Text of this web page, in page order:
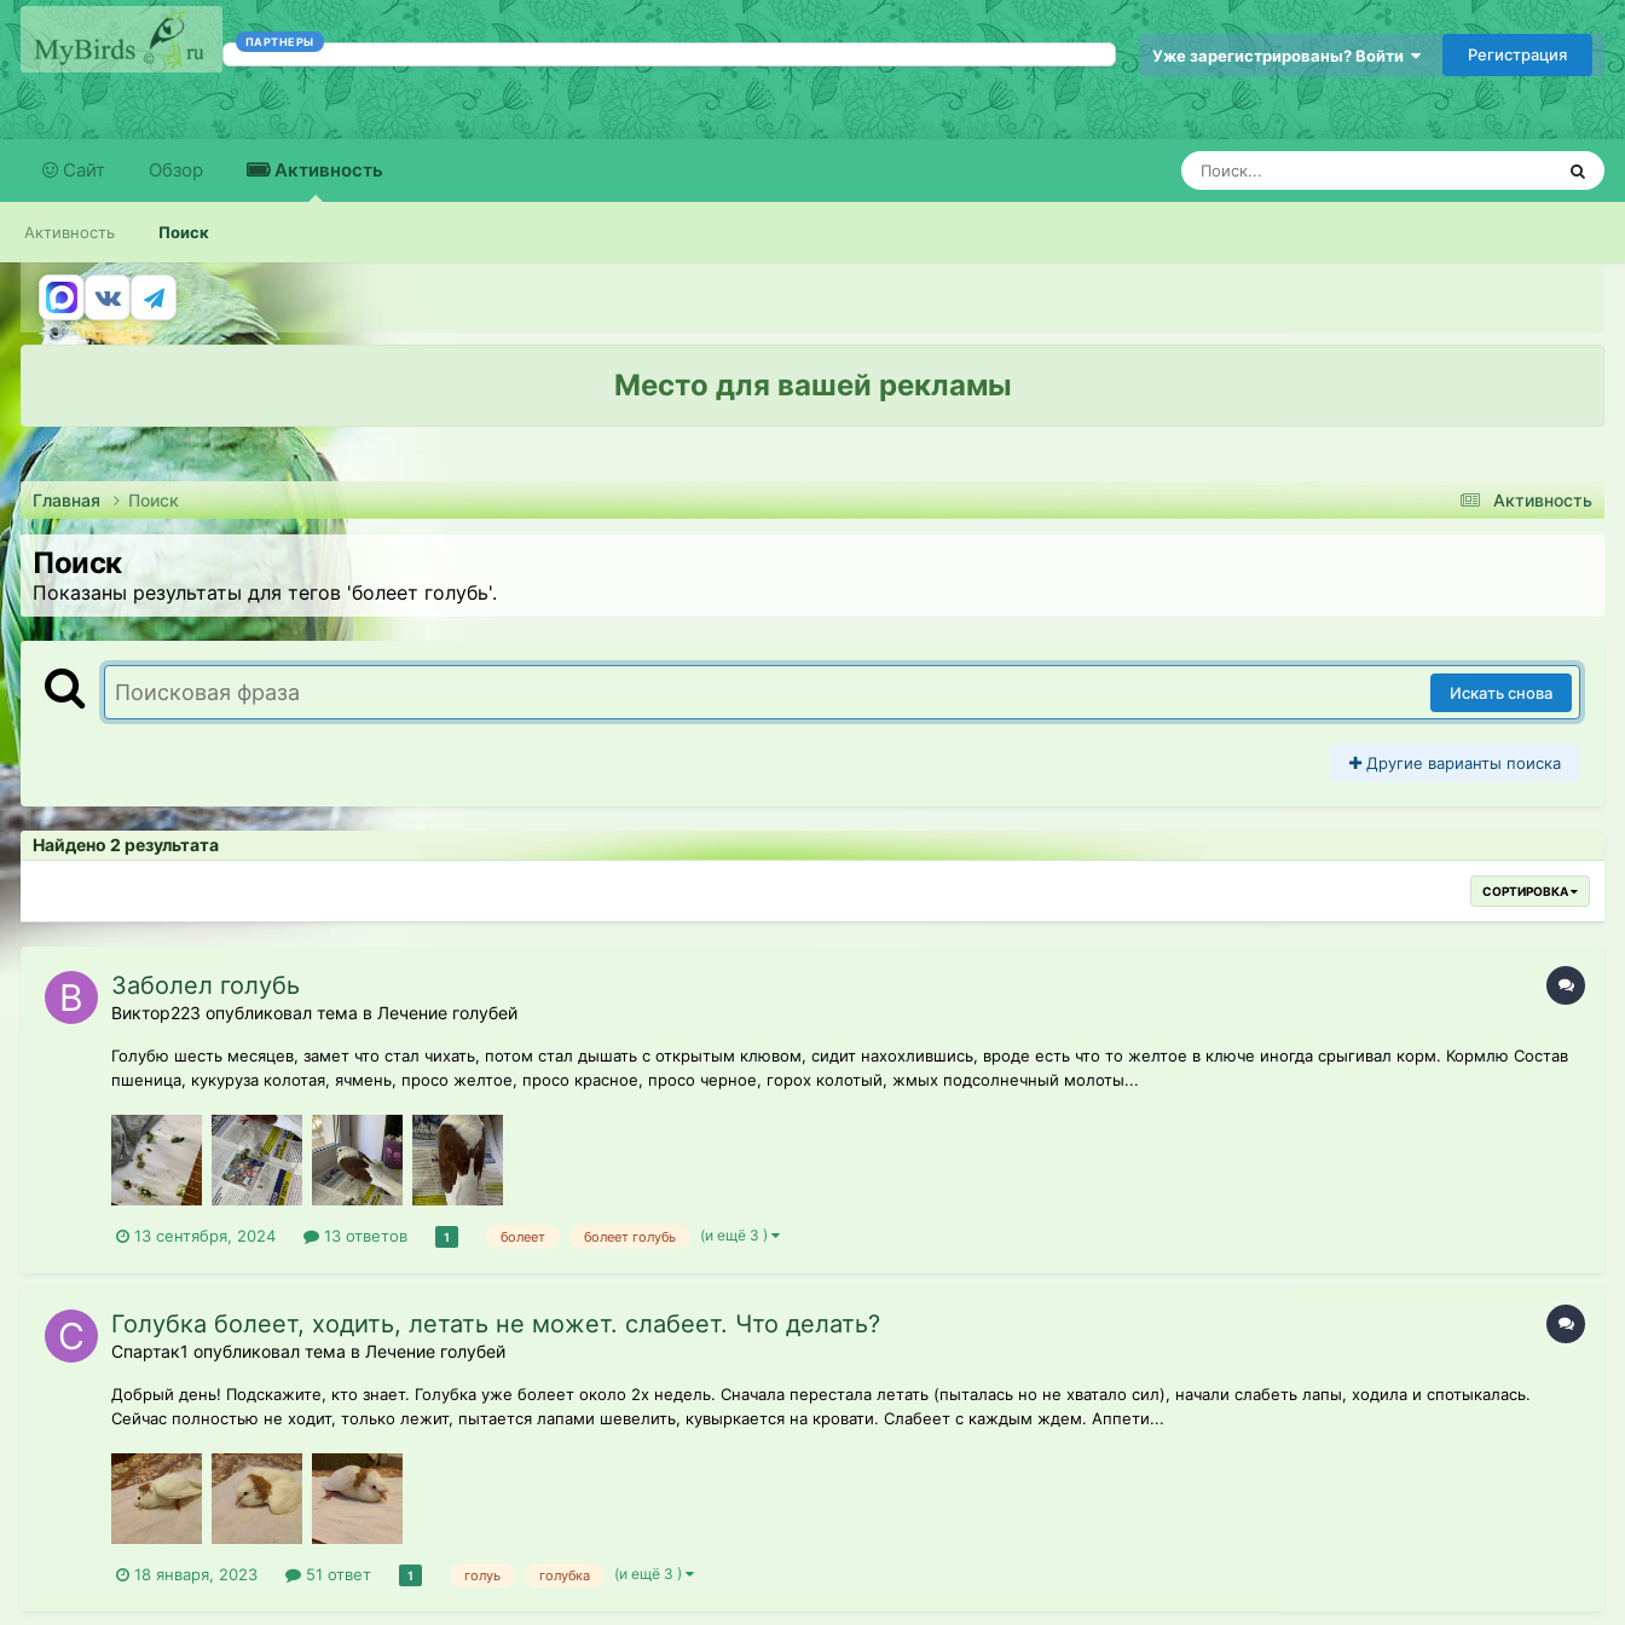
ПАРТНЕРЫ
Уже зарегистрированы? Войти Регистрация
Сайт Обзор Активность
Активность Поиск
Место для вашей рекламы
Активность
Главная Поиск
Поиск
Показаны результаты для тегов 'болеет голубь'.
Искать снова
Другие варианты поиска
Найдено 2 результата
СОРТИРОВКА
Заболел голубь
Виктор223 опубликовал тема в Лечение голубей
Голубю шесть месяцев, замет что стал чихать, потом стал дышать с открытым клювом, сидит нахохлившись, вроде есть что то желтое в ключе иногда срыгивал корм. Кормлю Состав
пшеница, кукуруза колотая, ячмень, просо желтое, просо красное, просо черное, горох колотый, жмых подсолнечный молоты...
13 сентября, 2024 13 ответов 1 болеет болеет голубь (и ещё 3 )
Голубка болеет, ходить, летать не может. слабеет. Что делать?
Спартак1 опубликовал тема в Лечение голубей
Добрый день! Подскажите, кто знает. Голубка уже болеет около 2х недель. Сначала перестала летать (пыталась но не хватало сил), начали слабеть лапы, ходила и спотыкалась.
Сейчас полностью не ходит, только лежит, пытается лапами шевелить, кувыркается на кровати. Слабеет с каждым ждем. Аппети...
18 января, 2023 51 ответ 1 голуь голубка (и ещё 3 )